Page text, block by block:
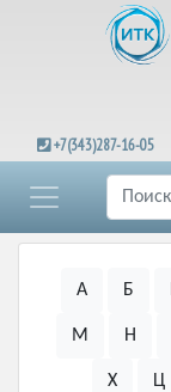
+7(343)287-16-05
А Б
М Н
Х Ц